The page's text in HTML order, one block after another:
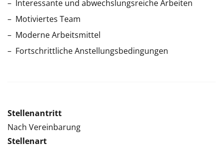
Interessante und abwechslungsreiche Arbeiten
Motiviertes Team
Moderne Arbeitsmittel
Fortschrittliche Anstellungsbedingungen
Stellenantritt
Nach Vereinbarung
Stellenart